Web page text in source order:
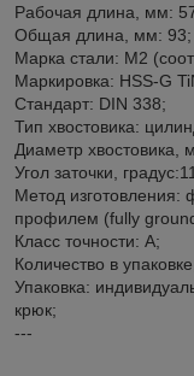
Рабочая длина, мм:
Общая длина, мм: 93;
Марка стали: М2
Маркировка: HSS-G
Стандарт: DIN 338;
Тип хвостовика:
Диаметр хвостовика,
Угол заточки,
Метод
профилем (fully
Класс точности: А;
Количество в
Упаковка:
крюк;
---